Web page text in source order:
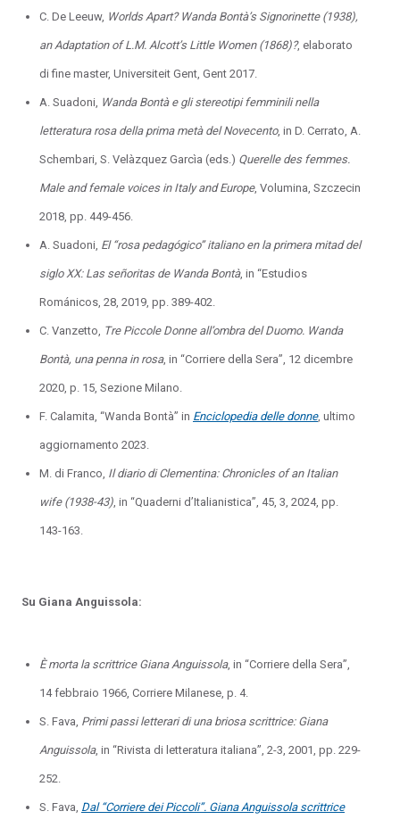
C. De Leeuw, Worlds Apart? Wanda Bontà’s Signorinette (1938),
an Adaptation of L.M. Alcott’s Little Women (1868)?, elaborato
di fine master, Universiteit Gent, Gent 2017.
A. Suadoni, Wanda Bontà e gli stereotipi femminili nella
letteratura rosa della prima metà del Novecento, in D. Cerrato, A.
Schembari, S. Velàzquez Garcìa (eds.) Querelle des femmes.
Male and female voices in Italy and Europe, Volumina, Szczecin
2018, pp. 449-456.
A. Suadoni, El “rosa pedagógico” italiano en la primera mitad del
siglo XX: Las señoritas de Wanda Bontà, in “Estudios
Románicos, 28, 2019, pp. 389-402.
C. Vanzetto, Tre Piccole Donne all’ombra del Duomo. Wanda
Bontà, una penna in rosa, in “Corriere della Sera”, 12 dicembre
2020, p. 15, Sezione Milano.
F. Calamita, “Wanda Bontà” in Enciclopedia delle donne, ultimo
aggiornamento 2023.
M. di Franco, Il diario di Clementina: Chronicles of an Italian
wife (1938-43), in “Quaderni d’Italianistica”, 45, 3, 2024, pp.
143-163.
Su Giana Anguissola:
È morta la scrittrice Giana Anguissola, in “Corriere della Sera”,
14 febbraio 1966, Corriere Milanese, p. 4.
S. Fava, Primi passi letterari di una briosa scrittrice: Giana
Anguissola, in “Rivista di letteratura italiana”, 2-3, 2001, pp. 229-
252.
S. Fava, Dal “Corriere dei Piccoli”. Giana Anguissola scrittrice